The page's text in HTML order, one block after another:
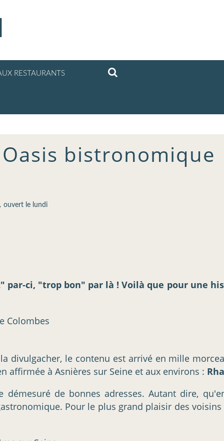
RESTAURANTS
bistronomique
ouvert le lundi
par-ci, "trop bon" par là ! Voilà que pour une
divulgacher, le contenu est arrivé en mille
à Asnières sur Seine et aux environs :
de bonnes adresses. Autant dire,
Pour le plus grand plaisir des